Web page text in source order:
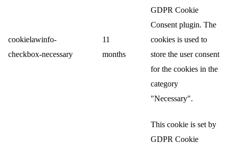
cookielawinfo-
checkbox-necessary
11
months
GDPR Cookie
Consent plugin. The
cookies is used to
store the user consent
for the cookies in the
category
"Necessary".
This cookie is set by
GDPR Cookie